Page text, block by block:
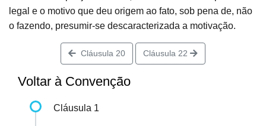
legal e o motivo que deu origem ao fato, sob pena de, não
o fazendo, presumir-se descaracterizada a motivação.
Cláusula 20 Cláusula 22
Voltar à Convenção
Cláusula 1